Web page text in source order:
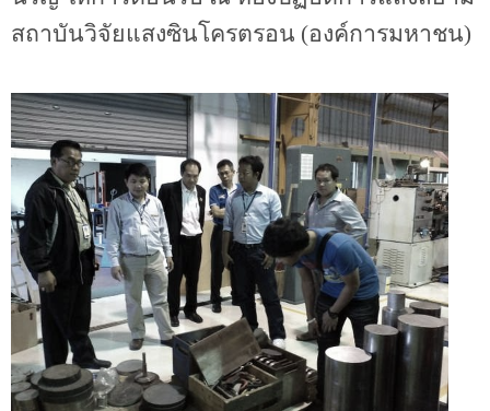
สถาบันวิจัยแสงซินโครตรอน (องค์การมหาชน)